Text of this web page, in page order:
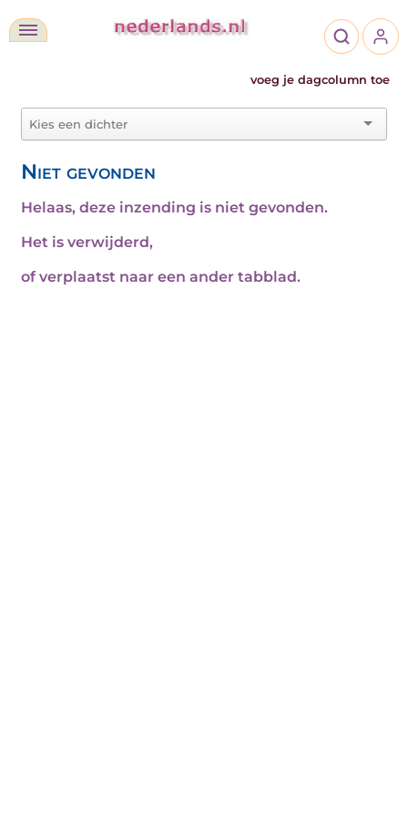
voeg je dagcolumn toe
Niet gevonden
Helaas, deze inzending is niet gevonden.
Het is verwijderd,
of verplaatst naar een ander tabblad.